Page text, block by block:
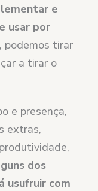
e
usar por
podemos tirar
a tirar o
e presença,
extras,
dos
usufruir com